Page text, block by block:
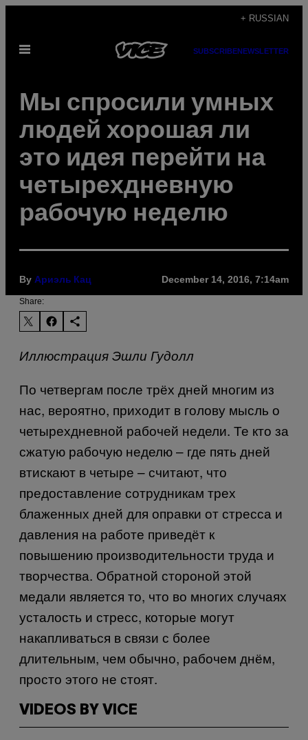
content
+ RUSSIAN
Open
SUBSCRIBENEWSLETTER
Мы спросили умных
людей хорошая ли
это идея перейти на
четырехдневную
рабочую неделю
By Ариэль Кац December 14, 2016, 7:14am
Share:
Иллюстрация Эшли Гудолл
По четвергам после трёх дней многим из
нас, вероятно, приходит в голову мысль о
четырехдневной рабочей недели. Те кто за
сжатую рабочую неделю – где пять дней
втискают в четыре – считают, что
предоставление сотрудникам трех
блаженных дней для оправки от стресса и
давления на работе приведёт к
повышению производительности труда и
творчества. Обратной стороной этой
медали является то, что во многих случаях
усталость и стресс, которые могут
накапливаться в связи с более
длительным, чем обычно, рабочем днём,
просто этого не стоят.
VIDEOS BY VICE